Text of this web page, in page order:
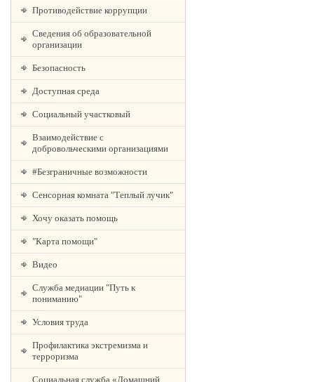
Противодействие коррупции
Сведения об образовательной
организации
Безопасность
Доступная среда
Социальный участковый
Взаимодействие с
добровольческими организациями
#Безграничные возможности
Сенсорная комната "Теплый лучик"
Хочу оказать помощь
"Карта помощи"
Видео
Служба медиации "Путь к
пониманию"
Условия труда
Профилактика экстремизма и
терроризма
Социальная служба «Домашний